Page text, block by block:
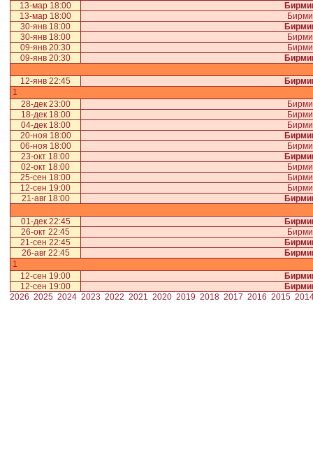
13-мар 18:00
13-мар 18:00
30-янв 18:00
30-янв 18:00
09-янв 20:30
09-янв 20:30
12-янв 22:45
1
28-дек 23:00
18-дек 18:00
04-дек 18:00
20-ноя 18:00
06-ноя 18:00
23-окт 18:00
02-окт 18:00
25-сен 18:00
12-сен 19:00
21-авг 18:00
01-дек 22:45
26-окт 22:45
21-сен 22:45
26-авг 22:45
1
12-сен 19:00
12-сен 19:00
2026 2025 2024 2023 2022 2021 2020 2019 2018 2017 2016 2015